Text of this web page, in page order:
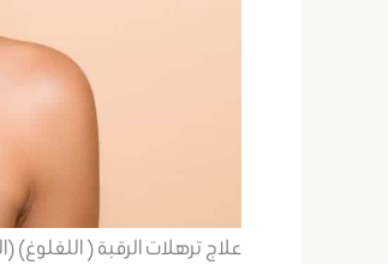
علاج ترهلات الرقبة ( اللغلوغ)